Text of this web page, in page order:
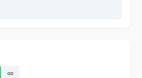
link